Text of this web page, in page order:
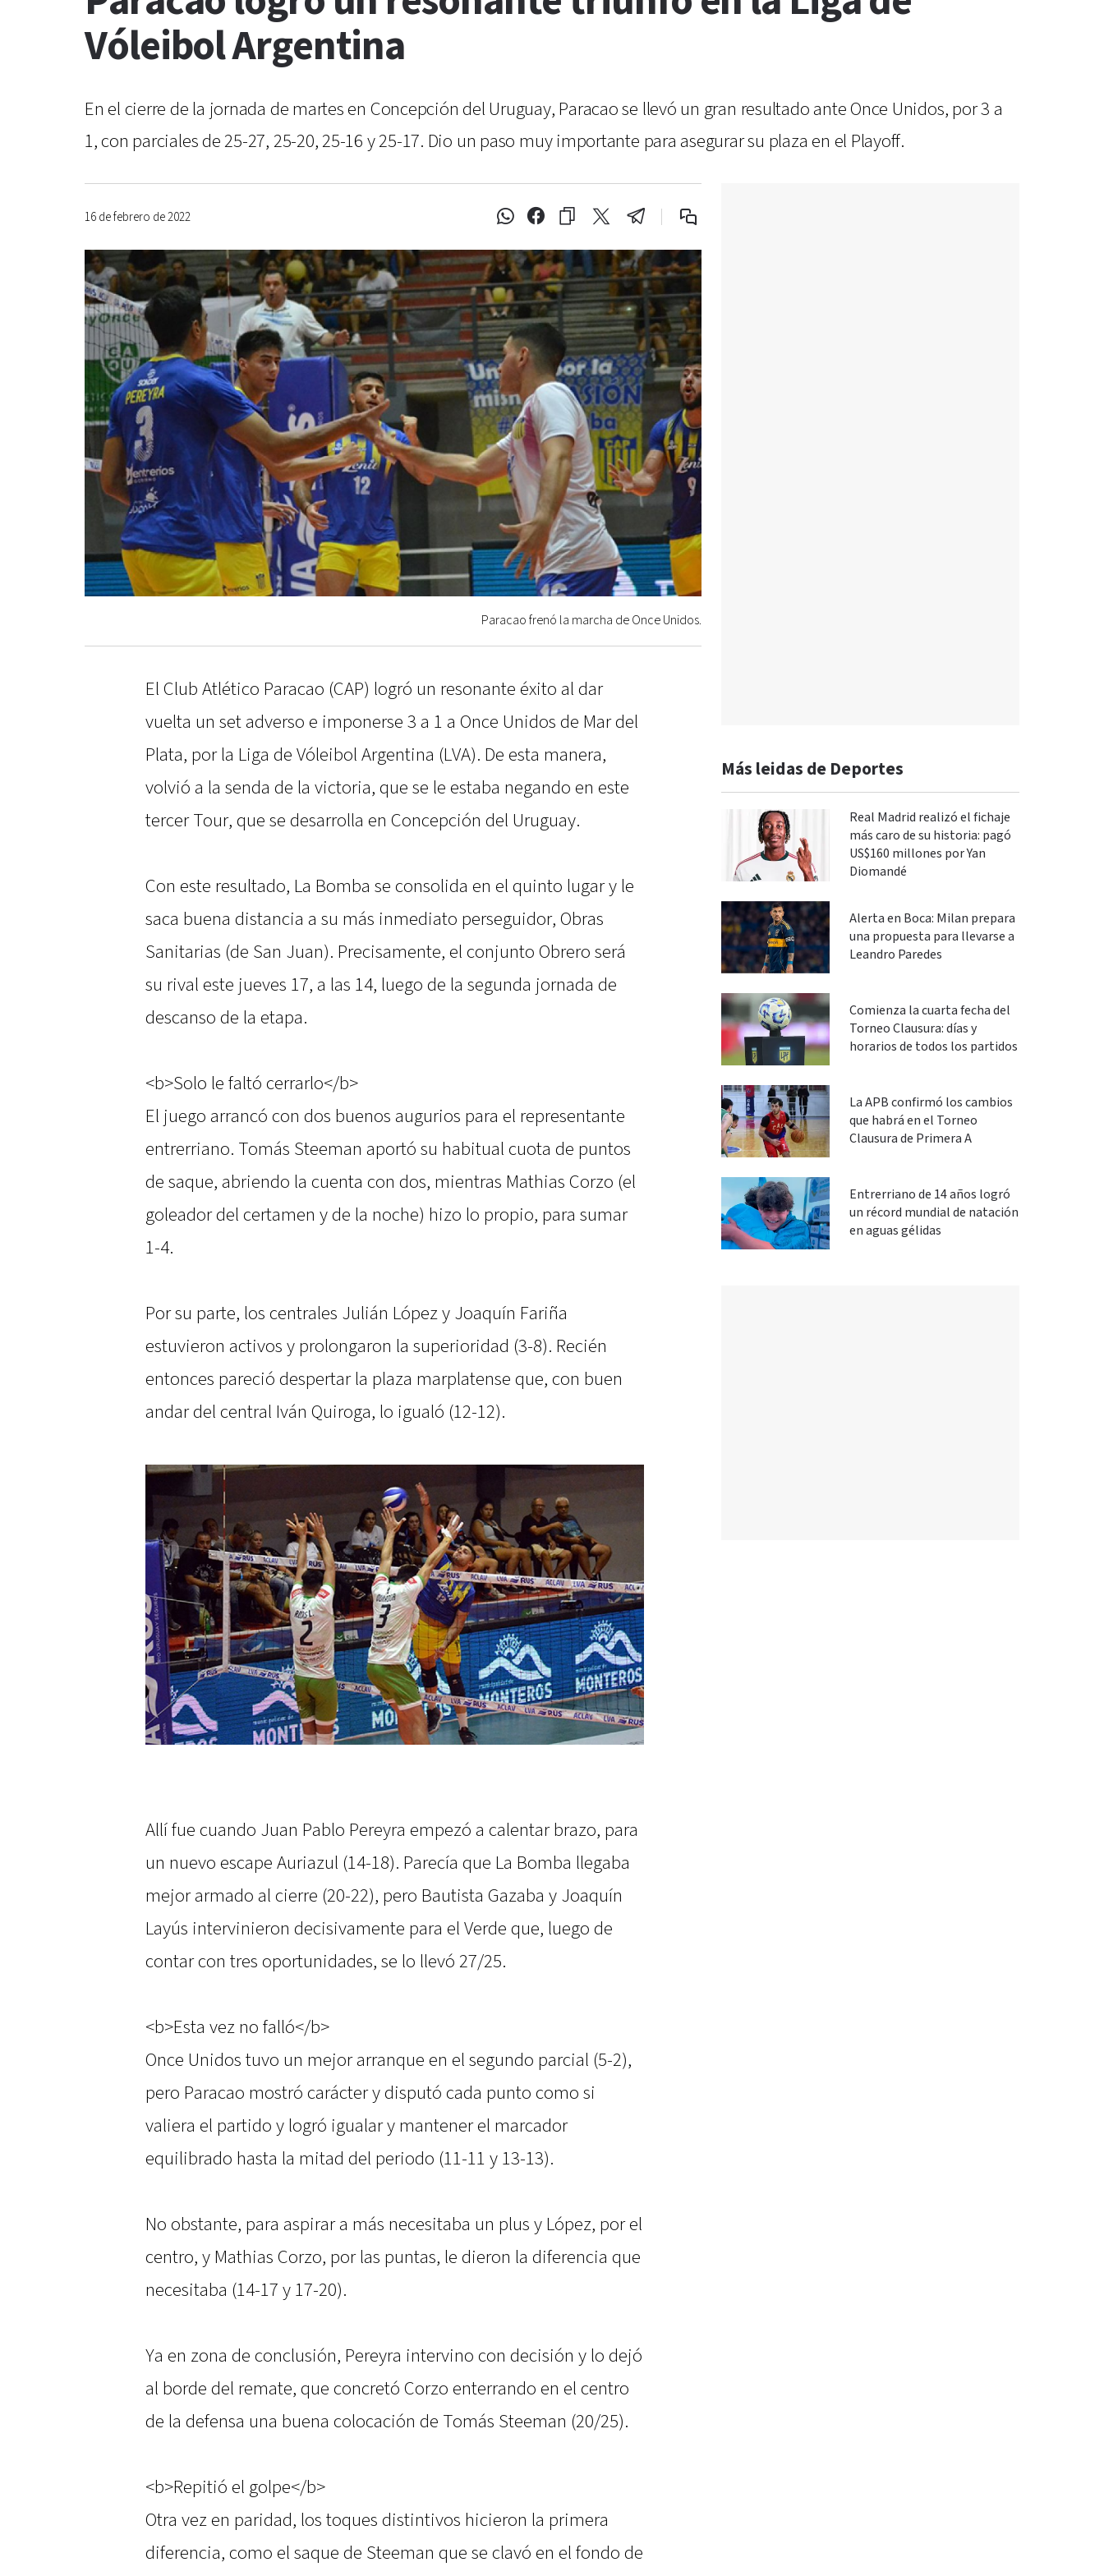
Vóleibol Argentina
En el cierre de la jornada de martes en Concepción del Uruguay, Paracao se llevó un gran resultado ante Once Unidos, por 3 a
1, con parciales de 25-27, 25-20, 25-16 y 25-17. Dio un paso muy importante para asegurar su plaza en el Playoff.
16 de febrero de 2022
Paracao frenó la marcha de Once Unidos.
El Club Atlético Paracao (CAP) logró un resonante éxito al dar
vuelta un set adverso e imponerse 3 a 1 a Once Unidos de Mar del
Plata, por la Liga de Vóleibol Argentina (LVA). De esta manera,
volvió a la senda de la victoria, que se le estaba negando en este
tercer Tour, que se desarrolla en Concepción del Uruguay.
Con este resultado, La Bomba se consolida en el quinto lugar y le
saca buena distancia a su más inmediato perseguidor, Obras
Sanitarias (de San Juan). Precisamente, el conjunto Obrero será
su rival este jueves 17, a las 14, luego de la segunda jornada de
descanso de la etapa.
<b>Solo le faltó cerrarlo</b>
El juego arrancó con dos buenos augurios para el representante
entrerriano. Tomás Steeman aportó su habitual cuota de puntos
de saque, abriendo la cuenta con dos, mientras Mathias Corzo (el
goleador del certamen y de la noche) hizo lo propio, para sumar
1-4.
Por su parte, los centrales Julián López y Joaquín Fariña
estuvieron activos y prolongaron la superioridad (3-8). Recién
entonces pareció despertar la plaza marplatense que, con buen
andar del central Iván Quiroga, lo igualó (12-12).
Allí fue cuando Juan Pablo Pereyra empezó a calentar brazo, para
un nuevo escape Auriazul (14-18). Parecía que La Bomba llegaba
mejor armado al cierre (20-22), pero Bautista Gazaba y Joaquín
Layús intervinieron decisivamente para el Verde que, luego de
contar con tres oportunidades, se lo llevó 27/25.
<b>Esta vez no falló</b>
Once Unidos tuvo un mejor arranque en el segundo parcial (5-2),
pero Paracao mostró carácter y disputó cada punto como si
valiera el partido y logró igualar y mantener el marcador
equilibrado hasta la mitad del periodo (11-11 y 13-13).
No obstante, para aspirar a más necesitaba un plus y López, por el
centro, y Mathias Corzo, por las puntas, le dieron la diferencia que
necesitaba (14-17 y 17-20).
Ya en zona de conclusión, Pereyra intervino con decisión y lo dejó
al borde del remate, que concretó Corzo enterrando en el centro
de la defensa una buena colocación de Tomás Steeman (20/25).
<b>Repitió el golpe</b>
Otra vez en paridad, los toques distintivos hicieron la primera
diferencia, como el saque de Steeman que se clavó en el fondo de
Más leidas de Deportes
Real Madrid realizó el fichaje
más caro de su historia: pagó
US$160 millones por Yan
Diomandé
Alerta en Boca: Milan prepara
una propuesta para llevarse a
Leandro Paredes
Comienza la cuarta fecha del
Torneo Clausura: días y
horarios de todos los partidos
La APB confirmó los cambios
que habrá en el Torneo
Clausura de Primera A
Entrerriano de 14 años logró
un récord mundial de natación
en aguas gélidas